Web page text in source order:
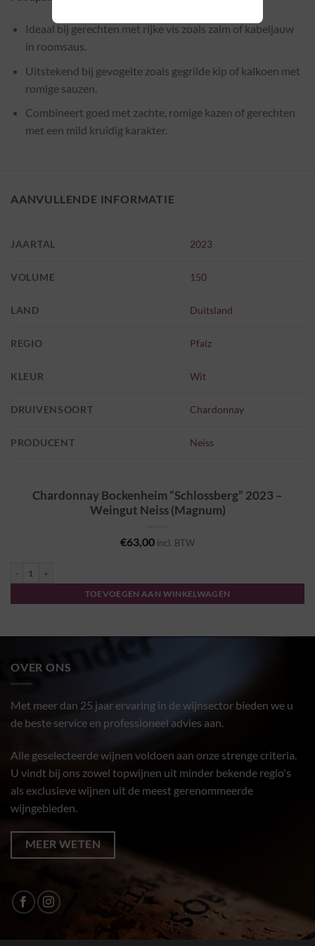
Ideaal bij gerechten met rijke vis zoals zalm of kabeljauw
in roomsaus.
Uitstekend bij gevogelte zoals gegrilde kip of kalkoen met
romige sauzen.
Combineert goed met zachte, romige kazen of gerechten
met een mild kruidig karakter.
AANVULLENDE INFORMATIE
JAARTAL 2023
VOLUME 150
LAND Duitsland
REGIO Pfalz
KLEUR Wit
DRUIVENSOORT Chardonnay
PRODUCENT Neiss
Chardonnay Bockenheim “Schlossberg” 2023 –
Weingut Neiss (Magnum)
€63,00 incl. BTW
TOEVOEGEN AAN WINKELWAGEN
OVER ONS
Met meer dan 25 jaar ervaring in de wijnsector bieden we u
de beste service en professioneel advies aan.
Alle geselecteerde wijnen voldoen aan onze strenge criteria.
U vindt bij ons zowel topwijnen uit minder bekende regio's
als exclusieve wijnen uit de meest gerenommeerde
wijngebieden.
MEER WETEN